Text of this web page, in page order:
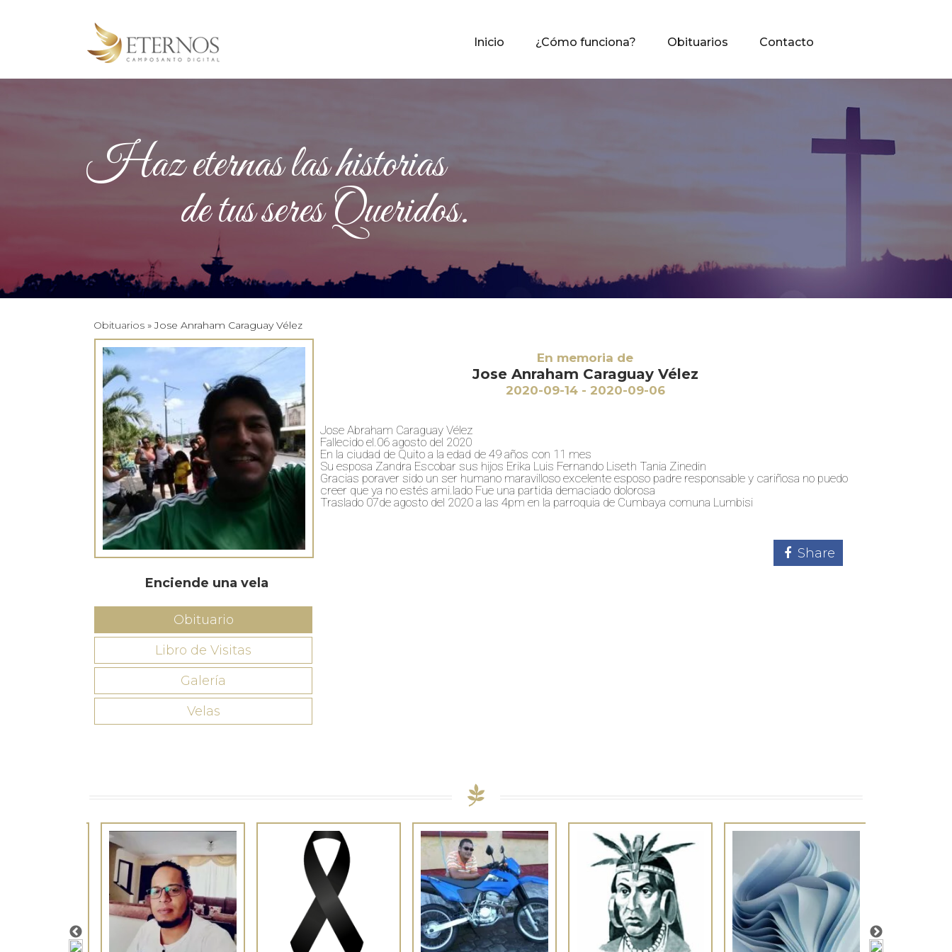
Inicio ¿Cómo funciona? Obituarios Contacto
Haz eternas las historias
de tus seres Queridos.
Obituarios » Jose Anraham Caraguay Vélez
Enciende una vela
Obituario
Libro de Visitas
Galería
Velas
En memoria de
Jose Anraham Caraguay Vélez
2020-09-14 - 2020-09-06
Jose Abraham Caraguay Vélez
Fallecido el.06 agosto del 2020
En la ciudad de Quito a la edad de 49 años con 11 mes
Su esposa Zandra Escobar sus hijos Erika Luis Fernando Liseth Tania Zinedin
Gracias poraver sido un ser humano maravilloso excelente esposo padre responsable y cariñosa no puedo
creer que ya no estés ami.lado Fue una partida demaciado dolorosa
Traslado 07de agosto del 2020 a las 4pm en la parroquia de Cumbaya comuna Lumbisi
Share